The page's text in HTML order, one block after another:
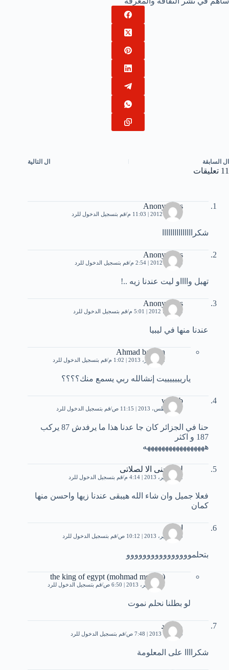
ال السابقة ال التالية
11 تعليقات
Anonymous
17 مايو، 2012 | 11:03 م قم بتسجيل الدخول للرد
شكرااااااااااااااا
Anonymous
18 مايو، 2012 | 2:54 م قم بتسجيل الدخول للرد
تهبل وااااو ليت عندنا زيه ..!
Anonymous
13 يوليو، 2012 | 5:01 م قم بتسجيل الدخول للرد
عندنا منها في ليبيا
Ahmad bashon
22 أكتوبر، 2013 | 1:02 م قم بتسجيل الدخول للرد
ياريييييييت إنشالله ربي يسمع منك؟؟؟؟
wahab
27 أغسطس، 2013 | 11:15 ص قم بتسجيل الدخول للرد
حنا في الجزائر كان جا عدنا هذا ما يرفدش 87 يركب
187 و اكثر
هههههههههههههههههه
لن انحنى الا لصلاتى
12 سبتمبر، 2013 | 4:14 م قم بتسجيل الدخول للرد
فعلا جميل وان شاء الله هيبقى عندنا زيها واحسن منها
كمان
اسيل
25 سبتمبر، 2013 | 10:12 ص قم بتسجيل الدخول للرد
بتحلموووووووووووووووو
the king of egypt (mohmad mounir)
30 سبتمبر، 2013 | 6:50 ص قم بتسجيل الدخول للرد
لو بطلنا نحلم نموت
محمود
4 أكتوبر، 2013 | 7:48 ص قم بتسجيل الدخول للرد
شكراااا على المعلومة